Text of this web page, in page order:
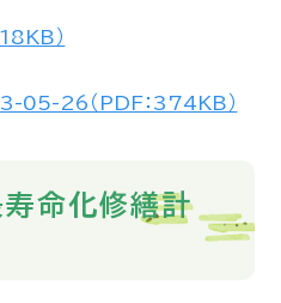
）
05-26（PDF：374KB）
命化修繕計